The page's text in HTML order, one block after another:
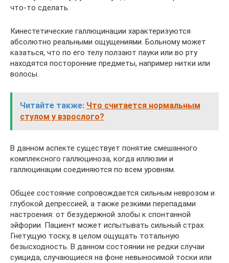
что-то сделать.
Кинестетические галлюцинации характеризуются
абсолютно реальными ощущениями. Больному может
казаться, что по его телу ползают пауки или во рту
находятся посторонние предметы, например нитки или
волосы.
Читайте также: Что считается нормальным
стулом у взрослого?
В данном аспекте существует понятие смешанного
комплексного галлюциноза, когда иллюзии и
галлюцинации соединяются по всем уровням.
Общее состояние сопровождается сильным неврозом и
глубокой депрессией, а также резкими перепадами
настроения: от безудержной злобы к спонтанной
эйфории. Пациент может испытывать сильный страх.
Гнетущую тоску, в целом ощущать тотальную
безысходность. В данном состоянии не редки случаи
суицида, случающиеся на фоне невыносимой тоски или